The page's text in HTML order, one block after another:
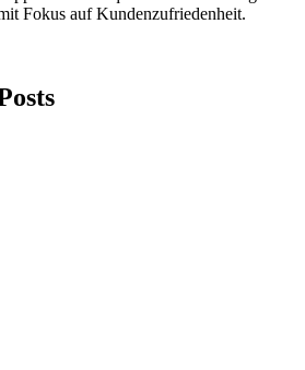
Fokus auf Kundenzufriedenheit.